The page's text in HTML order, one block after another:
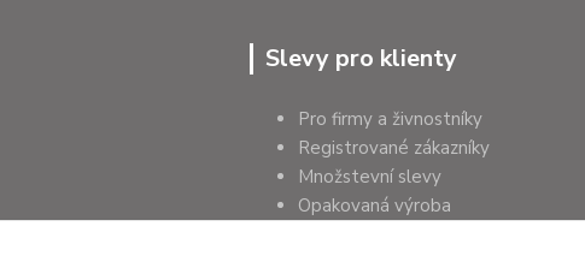
Slevy pro klienty
Pro firmy a živnostníky
Registrované zákazníky
Množstevní slevy
Opakovaná výroba